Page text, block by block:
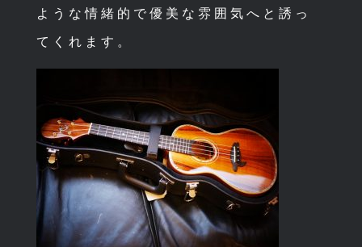
ような情緒的で優美な雰囲気へと誘っ
てくれます。